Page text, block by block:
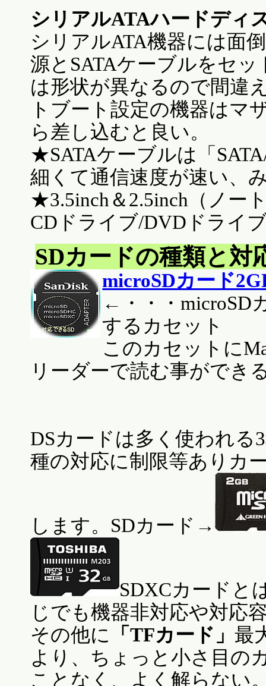
シリアルATAハードディ
シリアルATA機器には面
源とSATAケーブルをセ
は形状が異なるので間違
トブート設定の機器はマ
ら差し込むと良い。
★SATAケーブルは「
細くて通信速度が速い、
★3.5inch＆2.5inch（ノー
CDドライブ/DVDドライ
SDカードの種類と対
microSDカード
←・・・microSD
するカセット
このカセットに
リーダーで読む事ができ
DSカードは多く使われ
種の対応に制限等ありカ
します。SDカード→
SDXCカードと
じでも機器非対応や対応
その他に
「TFカード」最
より、ちょっと小さ目の
ことなく、よく解らない